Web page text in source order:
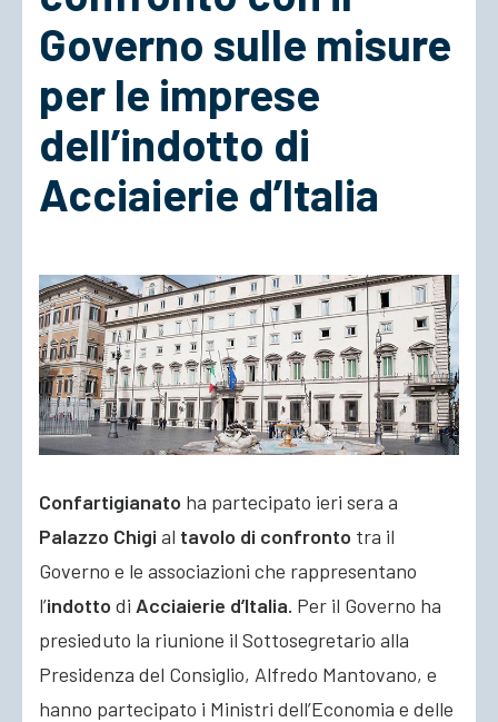
ACCEDI
Governo sulle misure
per le imprese
dell’indotto di
Acciaierie d’Italia
Confartigianato ha partecipato ieri sera a
Palazzo Chigi al tavolo di confronto tra il
Governo e le associazioni che rappresentano
l’indotto di Acciaierie d’Italia. Per il Governo ha
presieduto la riunione il Sottosegretario alla
Presidenza del Consiglio, Alfredo Mantovano, e
hanno partecipato i Ministri dell’Economia e delle